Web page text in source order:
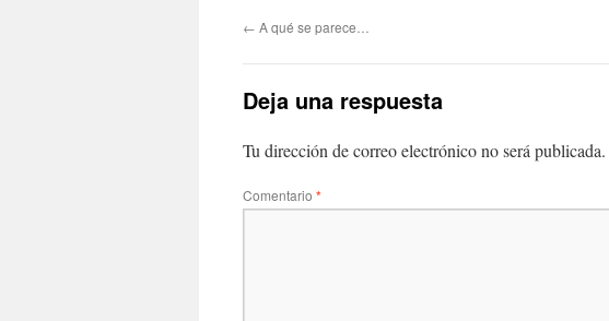
← A qué se parece…
Deja una respuesta
Tu dirección de correo electrónico no será publicada.
Comentario *